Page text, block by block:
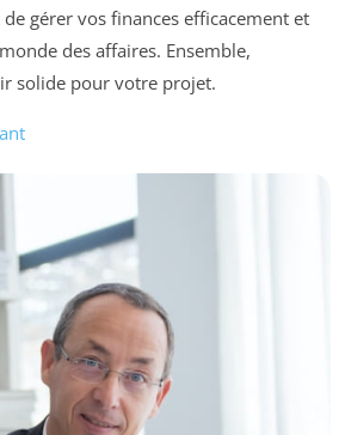
gérer vos finances efficacement et
des affaires. Ensemble,
solide pour votre projet.